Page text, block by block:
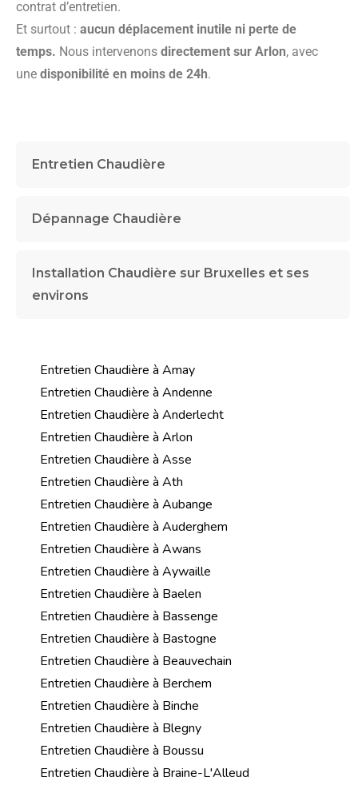
Entretien Chaudière
Dépannage Chaudière
Installation Chaudière sur Bruxelles et ses
environs
contrat d’entretien.
Et surtout : aucun déplacement inutile ni perte de
temps. Nous intervenons directement sur Arlon, avec
une disponibilité en moins de 24h.
Entretien Chaudière à Amay
Entretien Chaudière à Andenne
Entretien Chaudière à Anderlecht
Entretien Chaudière à Arlon
Entretien Chaudière à Asse
Entretien Chaudière à Ath
Entretien Chaudière à Aubange
Entretien Chaudière à Auderghem
Entretien Chaudière à Awans
Entretien Chaudière à Aywaille
Entretien Chaudière à Baelen
Entretien Chaudière à Bassenge
Entretien Chaudière à Bastogne
Entretien Chaudière à Beauvechain
Entretien Chaudière à Berchem
Entretien Chaudière à Binche
Entretien Chaudière à Blegny
Entretien Chaudière à Boussu
Entretien Chaudière à Braine-L'Alleud